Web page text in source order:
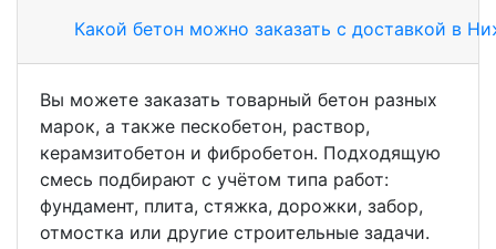
Какой бетон можно заказать с доставкой в
Вы можете заказать товарный бетон разных
марок, а также пескобетон, раствор,
керамзитобетон и фибробетон. Подходящую
смесь подбирают с учётом типа работ:
фундамент, плита, стяжка, дорожки, забор,
отмостка или другие строительные задачи.